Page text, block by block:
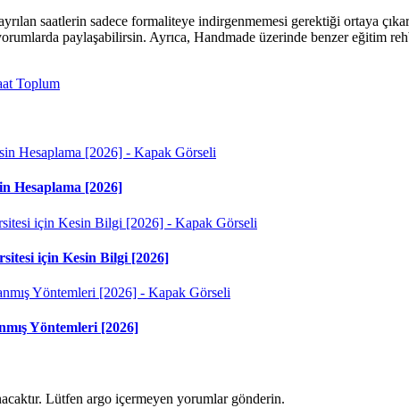
saatlerin sadece formaliteye indirgenmemesi gerektiği ortaya
paylaşabilirsin. Ayrıca, Handmade üzerinde benzer eğitim
Toplum
Hesaplama [2026]
için Kesin Bilgi [2026]
Yöntemleri [2026]
Lütfen argo içermeyen yorumlar gönderin.